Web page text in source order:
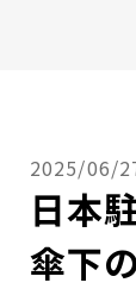
2025/06/
日本
傘下